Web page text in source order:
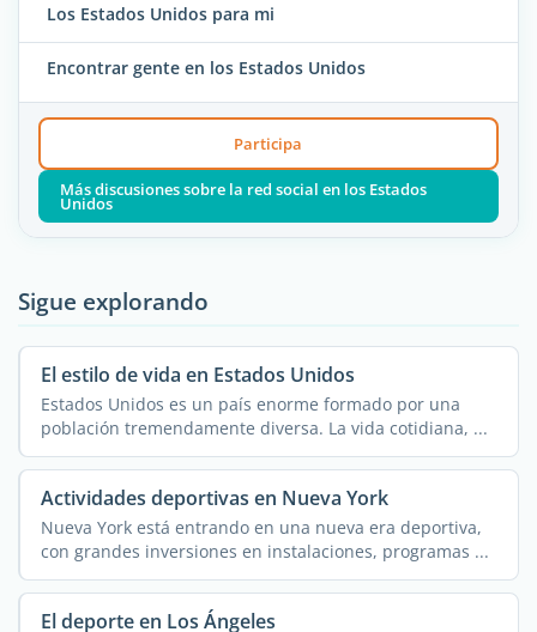
Los Estados Unidos para mi
Encontrar gente en los Estados Unidos
Participa
Más discusiones sobre la red social en los Estados
Unidos
Sigue explorando
El estilo de vida en Estados Unidos
Estados Unidos es un país enorme formado por una
población tremendamente diversa. La vida cotidiana, ...
Actividades deportivas en Nueva York
Nueva York está entrando en una nueva era deportiva,
con grandes inversiones en instalaciones, programas ...
El deporte en Los Ángeles